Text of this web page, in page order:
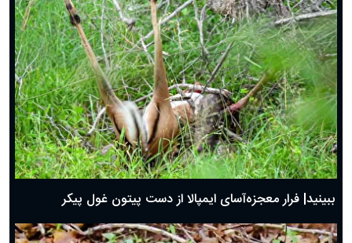
ببینید| فرار معجزه‌آسای ایمپالا از دست پیتون غول پیکر